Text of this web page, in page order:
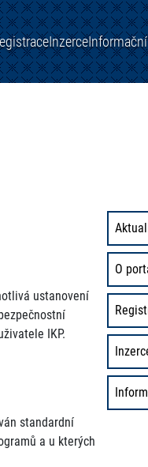
Inzerce
ustanovení
IKP.
standardní
a u kterých
O